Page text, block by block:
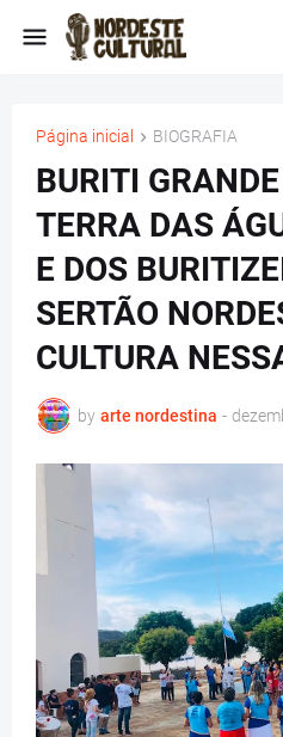
Página inicial BIOGRAFIA
BURITI
TERRA DAS
E DOS
SERTÃO
CULTURA
by arte nordestina -